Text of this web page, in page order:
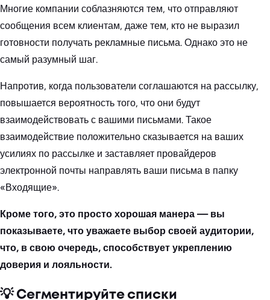
Многие компании соблазняются тем, что отправляют
сообщения всем клиентам, даже тем, кто не выразил
готовности получать рекламные письма. Однако это не
самый разумный шаг.
Напротив, когда пользователи соглашаются на рассылку,
повышается вероятность того, что они будут
взаимодействовать с вашими письмами. Такое
взаимодействие положительно сказывается на ваших
усилиях по рассылке и заставляет провайдеров
электронной почты направлять ваши письма в папку
«Входящие».
Кроме того, это просто хорошая манера — вы
показываете, что уважаете выбор своей аудитории,
что, в свою очередь, способствует укреплению
доверия и лояльности.
💡 Сегментируйте списки